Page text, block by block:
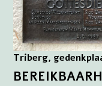
Triberg,